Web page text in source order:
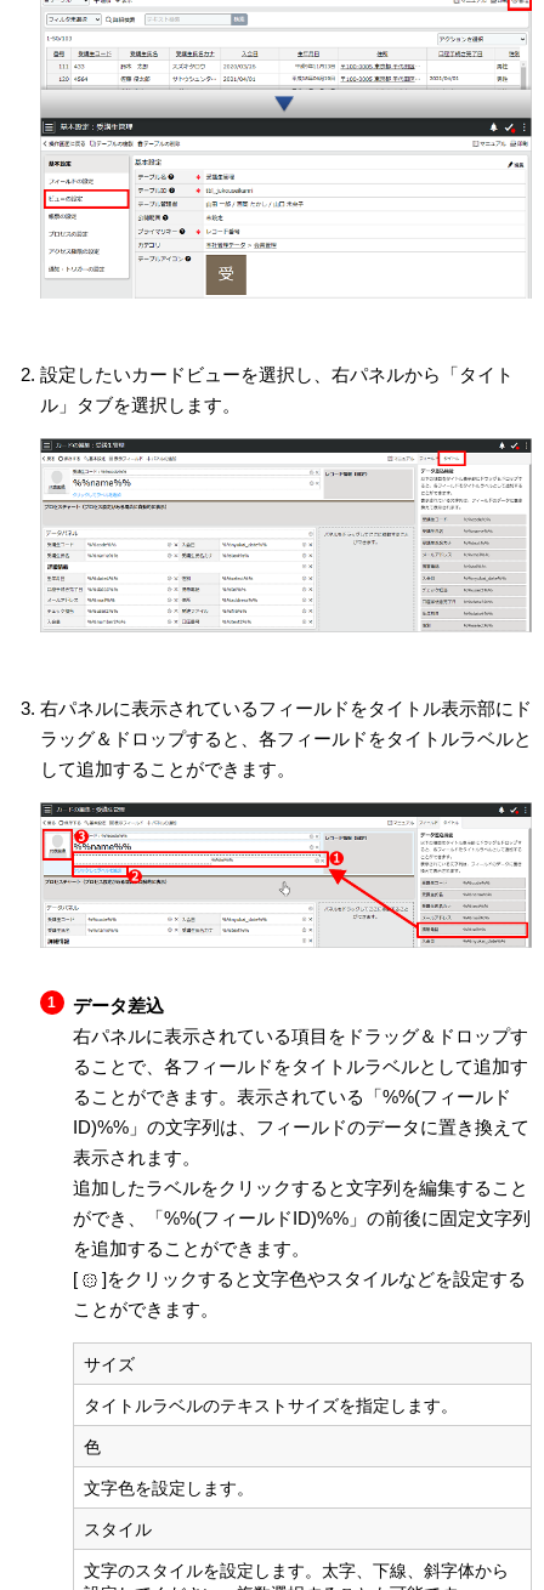
設定したいカードビューを選択し、右パネルから「タイト
ル」タブを選択します。
右パネルに表示されているフィールドをタイトル表示部にド
ラッグ＆ドロップすると、各フィールドをタイトルラベルと
して追加することができます。
データ差込
右パネルに表示されている項目をドラッグ＆ドロップす
ることで、各フィールドをタイトルラベルとして追加す
ることができます。表示されている「%%(フィールド
ID)%%」の文字列は、フィールドのデータに置き換えて
表示されます。
追加したラベルをクリックすると文字列を編集すること
ができ、「%%(フィールドID)%%」の前後に固定文字列
を追加することができます。
[
]をクリックすると文字色やスタイルなどを設定する
ことができます。
サイズ
タイトルラベルのテキストサイズを指定します。
色
文字色を設定します。
スタイル
文字のスタイルを設定します。太字、下線、斜字体から